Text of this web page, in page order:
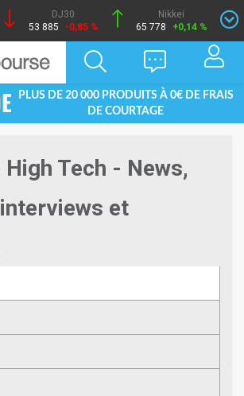
DJ30
53 885
-0,85 %
Nikkei
65 778
+0,14 %
PLUS DE 20 000 PRODUITS À 0€ DE FRAIS
DE COURTAGE
High Tech - News,
et